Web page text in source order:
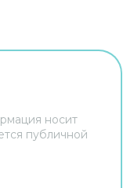
носит
публичной